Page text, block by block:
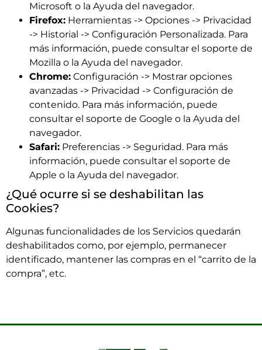
Microsoft o la Ayuda del navegador.
Firefox: Herramientas -> Opciones -> Privacidad
-> Historial -> Configuración Personalizada. Para
más información, puede consultar el soporte de
Mozilla o la Ayuda del navegador.
Chrome: Configuración -> Mostrar opciones
avanzadas -> Privacidad -> Configuración de
contenido. Para más información, puede
consultar el soporte de Google o la Ayuda del
navegador.
Safari: Preferencias -> Seguridad. Para más
información, puede consultar el soporte de
Apple o la Ayuda del navegador.
¿Qué ocurre si se deshabilitan las
Cookies?
Algunas funcionalidades de los Servicios quedarán
deshabilitados como, por ejemplo, permanecer
identificado, mantener las compras en el “carrito de la
compra”, etc.